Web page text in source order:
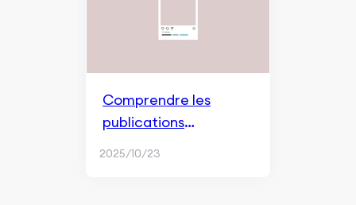
Comprendre les
publications
2025/10/23